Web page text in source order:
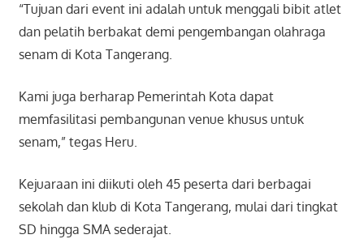
“Tujuan dari event ini adalah untuk menggali bibit atlet
dan pelatih berbakat demi pengembangan olahraga
senam di Kota Tangerang.
Kami juga berharap Pemerintah Kota dapat
memfasilitasi pembangunan venue khusus untuk
senam,” tegas Heru.
Kejuaraan ini diikuti oleh 45 peserta dari berbagai
sekolah dan klub di Kota Tangerang, mulai dari tingkat
SD hingga SMA sederajat.